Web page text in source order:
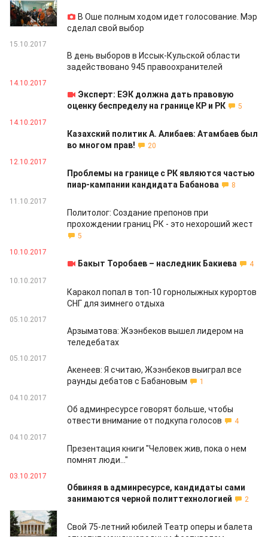
15.10.2017
В Оше полным ходом идет голосование. Мэр
сделал свой выбор
15.10.2017
В день выборов в Иссык-Кульской области
задействовано 945 правоохранителей
14.10.2017
Эксперт: ЕЭК должна дать правовую
оценку беспределу на границе КР и РК
5
14.10.2017
Казахский политик А. Алибаев: Атамбаев был
во многом прав!
20
12.10.2017
Проблемы на границе с РК являются частью
пиар-кампании кандидата Бабанова
8
11.10.2017
Политолог: Создание препонов при
прохождении границ РК - это нехороший жест
5
10.10.2017
Бакыт Торобаев – наследник Бакиева
4
10.10.2017
Каракол попал в топ-10 горнолыжных курортов
СНГ для зимнего отдыха
05.10.2017
Арзыматова: Жээнбеков вышел лидером на
теледебатах
05.10.2017
Акенеев: Я считаю, Жээнбеков выиграл все
раунды дебатов с Бабановым
1
04.10.2017
Об админресурсе говорят больше, чтобы
отвести внимание от подкупа голосов
4
04.10.2017
Презентация книги "Человек жив, пока о нем
помнят люди…"
03.10.2017
Обвиняя в админресурсе, кандидаты сами
занимаются черной политтехнологией
2
03.10.2017
Свой 75-летний юбилей Театр оперы и балета